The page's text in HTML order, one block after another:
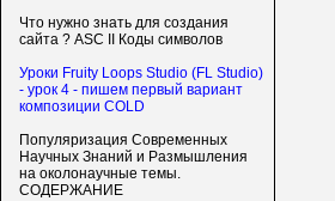
Что нужно знать для создания
сайта ? ASC II Коды символов
Уроки Fruity Loops Studio (FL Studio)
- урок 4 - пишем первый вариант
композиции COLD
Популяризация Современных
Научных Знаний и Размышления
на околонаучные темы.
СОДЕРЖАНИЕ